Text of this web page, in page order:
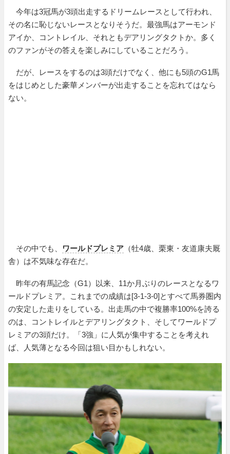
今年は3冠馬が3頭出走するドリームレースとして行われ、
その名に恥じないレースとなりそうだ。最強馬はアーモンド
アイか、コントレイル、それともデアリングタクトか。多く
のファンがその答えを楽しみにしていることだろう。
だが、レースをするのは3頭だけでなく、他にも5頭のG1馬
をはじめとした豪華メンバーが出走することを忘れてはなら
ない。
その中でも、 ワールドプレミア （牡4歳、栗東・友道康夫厩
舎）は不気味な存在だ。
昨年の有馬記念（G1）以来、11か月ぶりのレースとなるワ
ールドプレミア。これまでの成績は[3-1-3-0]とすべて馬券圏内
の安定した走りをしている。出走馬の中で複勝率100%を誇る
のは、コントレイルとデアリングタクト、そしてワールドプ
レミアの3頭だけ。「3強」に人気が集中することを考えれ
ば、人気薄となる今回は狙い目かもしれない。